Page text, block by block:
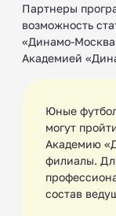
Партнеры
возможность
«Динамо-
Академией
Юные
могут
Академию
филиалы.
состав